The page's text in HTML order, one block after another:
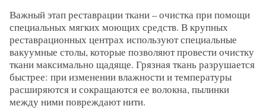
Важный этап реставрации ткани – очистка при помощи
специальных мягких моющих средств. В крупных
реставрационных центрах используют специальные
вакуумные столы, которые позволяют провести очистку
ткани максимально щадяще. Грязная ткань разрушается
быстрее: при изменении влажности и температуры
расширяются и сокращаются ее волокна, пылинки
между ними повреждают нити.